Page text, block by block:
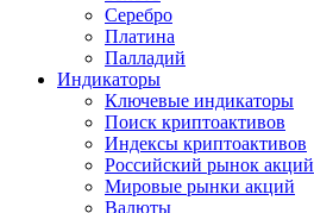
Серебро
Платина
Палладий
Индикаторы
Ключевые индикаторы
Поиск криптоактивов
Индексы криптоактивов
Российский рынок акций
Мировые рынки акций
Валюты